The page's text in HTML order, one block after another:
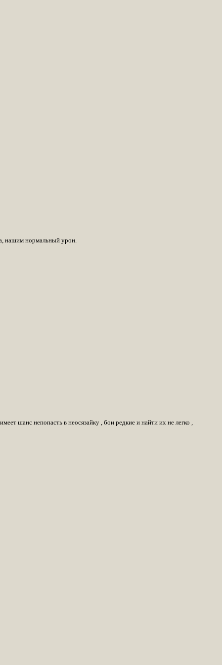
нашим нормальный урон.
шанс непопасть в неосязайку , бои редкие и найти их не легко ,